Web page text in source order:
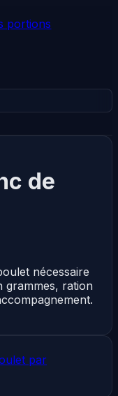
portions
de
nécessaire
grammes, ration
par